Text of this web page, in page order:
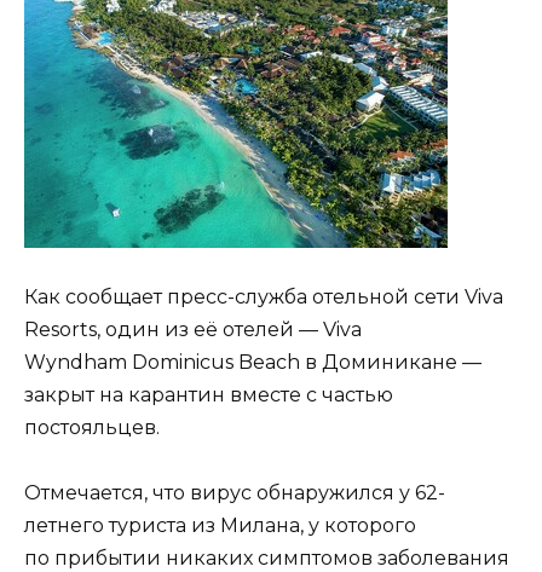
Как сообщает пресс-служба отельной сети Viva
Resorts, один из её отелей — Viva
Wyndham Dominicus Beach в Доминикане —
закрыт на карантин вместе с частью
постояльцев.
Отмечается, что вирус обнаружился у 62-
летнего туриста из Милана, у которого
по прибытии никаких симптомов заболевания